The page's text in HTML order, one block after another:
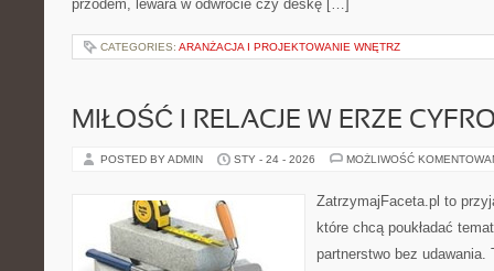
przodem, lewara w odwrocie czy deskę […]
CATEGORIES: ARANŻACJA I PROJEKTOWANIE WNĘTRZ
MIŁOŚĆ I RELACJE W ERZE
POSTED BY ADMIN STY - 24 - 2026 MOŻLIWOŚĆ
ZatrzymajFaceta.pl to
które chcą poukładać
partnerstwo bez udawania.